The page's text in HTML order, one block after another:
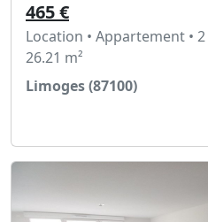
465 €
Location • Appartement •
26.21 m²
Limoges (87100)